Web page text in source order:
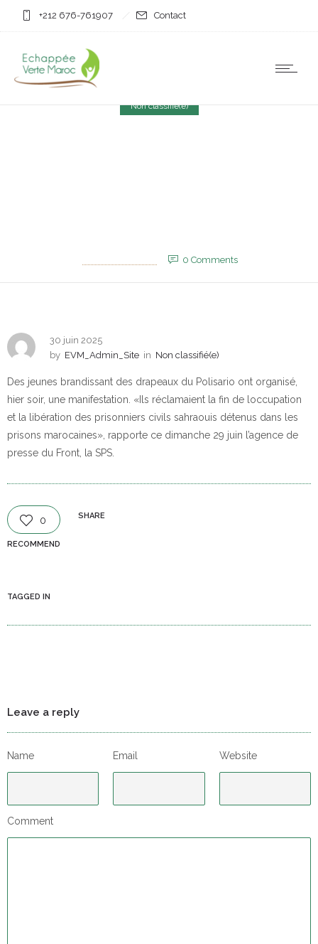
+212 676-761907 Contact
Non classifié(e)
0 Comments
30 juin 2025
by EVM_Admin_Site in Non classifié(e)
Des jeunes brandissant des drapeaux du Polisario ont organisé,
hier soir, une manifestation. «Ils réclamaient la fin de loccupation
et la libération des prisonniers civils sahraouis détenus dans les
prisons marocaines», rapporte ce dimanche 29 juin l’agence de
presse du Front, la SPS.
0
RECOMMEND
SHARE
TAGGED IN
Leave a reply
Name Email Website
Comment